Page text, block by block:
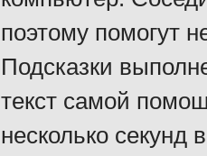
поэтому помогут
Подсказки
текст самой
несколько секунд